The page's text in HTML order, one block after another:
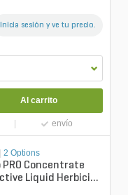
Inicia sesión y ve tu precio.
Al carrito
envío
2 Options
PRO Concentrate
Liquid Herbicide